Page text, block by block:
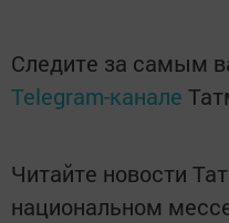
Следите за самым
Telegram-канале
Читайте новости
национальном